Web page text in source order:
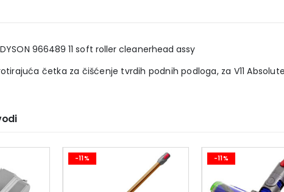
966489 11 soft roller cleanerhead assy
četka za čišćenje tvrdih podnih podloga, za V11
-11% -11%